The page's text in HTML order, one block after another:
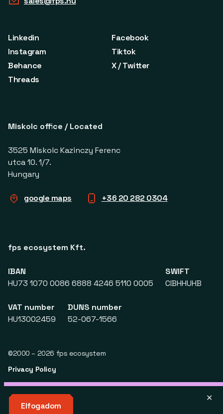
Linkedin
Facebook
Instagram
Tiktok
Behance
X / Twitter
Threads
Miskolc office / Located
3525 Miskolc Kazinczy Ferenc
utca 10. 1/7.
Hungary
google maps +36 20 282 0304
fps ecosystem Kft.
IBAN
HU73 1070 0086 6888 4246 5110 0005
SWIFT
CIBHHUHB
VAT number
HU13002459
DUNS number
52-067-1566
©2000 – 2026 fps ecosystem
Privacy Policy
✕
Elfogadom